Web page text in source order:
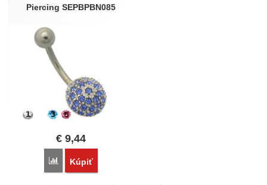
Piercing SEPBPBN085
€ 9,44
Porovnať
Kúpiť